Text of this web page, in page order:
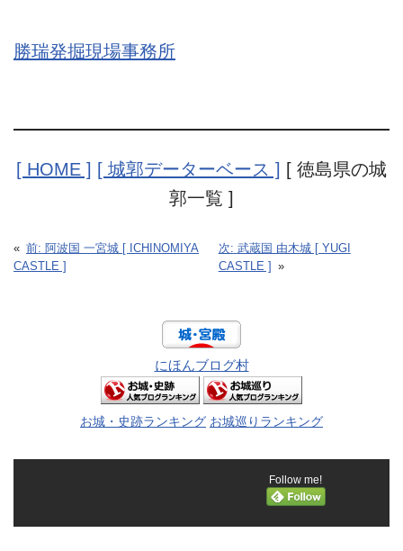
勝瑞発掘現場事務所
[ HOME ] [ 城郭データーベース ] [ 徳島県の城
郭一覧 ]
« 前: 阿波国 一宮城 [ ICHINOMIYA
CASTLE ]
次: 武蔵国 由木城 [ YUGI
CASTLE ] »
にほんブログ村
お城・史跡ランキング お城巡りランキング
Follow me!